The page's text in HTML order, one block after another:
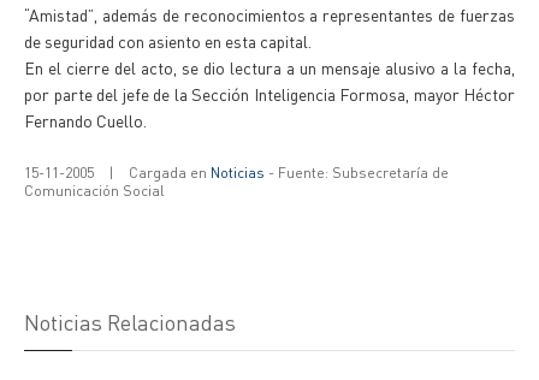
“Amistad”, además de reconocimientos a representantes de fuerzas
de seguridad con asiento en esta capital.
En el cierre del acto, se dio lectura a un mensaje alusivo a la fecha,
por parte del jefe de la Sección Inteligencia Formosa, mayor Héctor
Fernando Cuello.
15-11-2005 | Cargada en Noticias - Fuente: Subsecretaría de
Comunicación Social
Noticias Relacionadas